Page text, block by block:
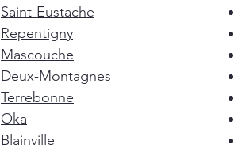
Saint-Eustache
Repentigny
Mascouche
Deux-Montagnes
Terrebonne
Oka
Blainville